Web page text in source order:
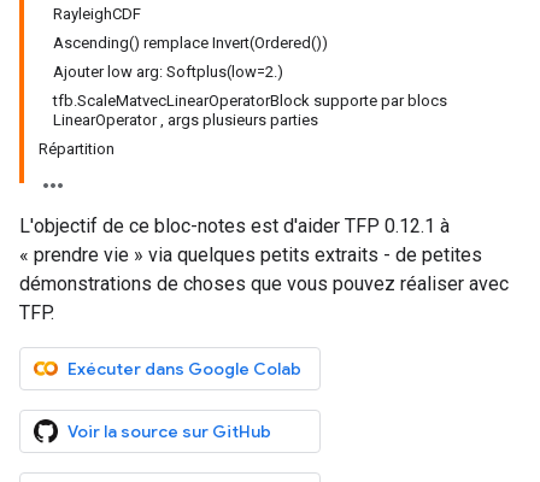
RayleighCDF
Ascending() remplace Invert(Ordered())
Ajouter low arg: Softplus(low=2.)
tfb.ScaleMatvecLinearOperatorBlock supporte par blocs
LinearOperator , args plusieurs parties
Répartition
L'objectif de ce bloc-notes est d'aider TFP 0.12.1 à
« prendre vie » via quelques petits extraits - de petites
démonstrations de choses que vous pouvez réaliser avec
TFP.
Exécuter dans Google Colab
Voir la source sur GitHub